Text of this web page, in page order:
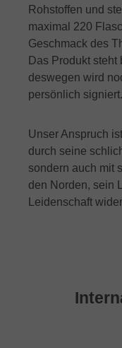
Rohstoffen und
maximal 220
Geschmack des
Das Produkt
deswegen wird
persönlich signiert.
Unser Anspruch
durch seine
sondern auch mit
den Norden, sein
Leidenschaft